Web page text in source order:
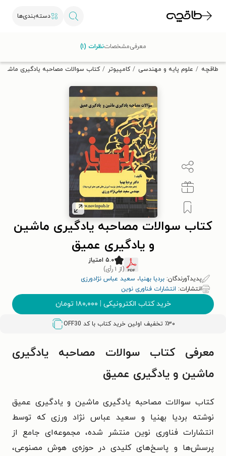
دسته‌بندی‌ها
تخفیف از طاقچه دریافت کن.
طاقچه علوم پایه و مهندسی کامپیوتر کتاب سوالات مصاحبه یادگیری
کتاب سوالات مصاحبه یادگیری ماشین
و یادگیری عمیق
۵.۰ امتیاز
(از ۱ رأی)
پدیدآورندگان: بردیا بهنیا، سعید عباس نژادورزی
انتشارات: انتشارات فناوری نوین
خرید کتاب الکترونیکی | ۱۸۰,۰۰۰ تومان
٪۳۰ تخفیف اولین خرید کتاب با کد OFF30
معرفیمشخصاتنظرات (۱)
معرفی کتاب سوالات مصاحبه یادگیری
ماشین و یادگیری عمیق
کتاب سوالات مصاحبه یادگیری ماشین و یادگیری عمیق
نوشته بردیا بهنیا و سعید عباس‌ نژاد ورزی که توسط
انتشارات فناوری نوین منتشر شده، مجموعه‌ای جامع از
پرسش‌ها و پاسخ‌های کلیدی در حوزه‌ی هوش مصنوعی،